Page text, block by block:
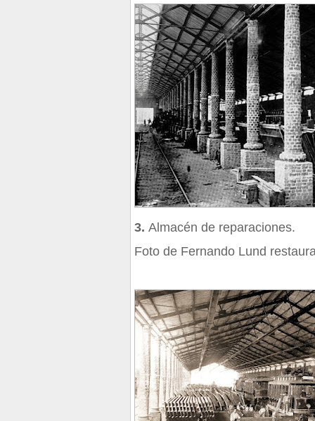
3. Almacén de reparaciones.
Foto de Fernando Lund